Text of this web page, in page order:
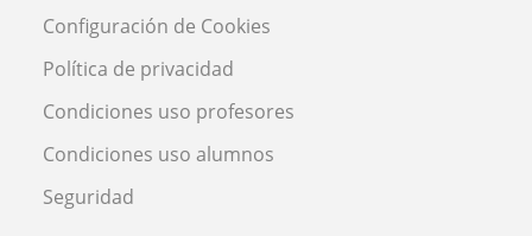
Configuración de Cookies
Política de privacidad
Condiciones uso profesores
Condiciones uso alumnos
Seguridad